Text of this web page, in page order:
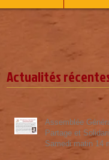
Actualités
Assemblée
Partage et
Samedi matin 14
heures et Concert